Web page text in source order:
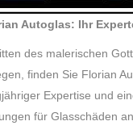
Autoglas: Ihr
des malerischen
finden Sie Florian
Expertise und
für Glasschäden